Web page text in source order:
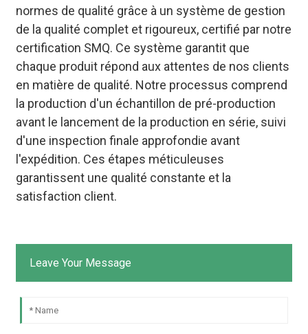
normes de qualité grâce à un système de gestion
de la qualité complet et rigoureux, certifié par notre
certification SMQ. Ce système garantit que
chaque produit répond aux attentes de nos clients
en matière de qualité. Notre processus comprend
la production d'un échantillon de pré-production
avant le lancement de la production en série, suivi
d'une inspection finale approfondie avant
l'expédition. Ces étapes méticuleuses
garantissent une qualité constante et la
satisfaction client.
Leave Your Message